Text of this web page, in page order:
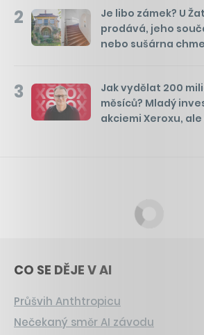
2
Je libo zámek? U
prodává, jeho
nebo sušárna
3
Jak vydělat 200
měsíců? Mladý
akciemi Xeroxu,
CO SE DĚJE V AI
Průšvih Anthtropicu
Nečekaný směr AI závodu